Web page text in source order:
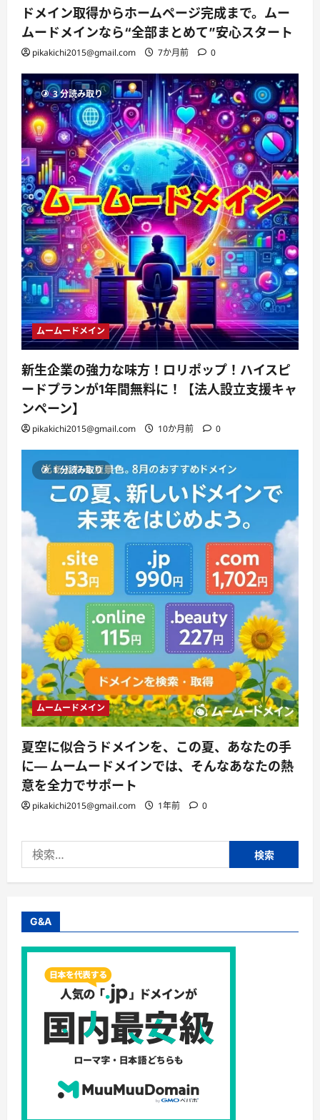
ドメイン取得からホームページ完成まで。ムー
ムードメインなら“全部まとめて”安心スタート
pikakichi2015@gmail.com 7か月前 0
3 分読み取り
ムームードメイン
新生企業の強力な味方！ロリポップ！ハイスピ
ードプランが1年間無料に！【法人設立支援キャ
ンペーン】
pikakichi2015@gmail.com 10か月前 0
1 分読み取り
ムームードメイン
夏空に似合うドメインを、この夏、あなたの手
に— ムームードメインでは、そんなあなたの熱
意を全力でサポート
pikakichi2015@gmail.com 1年前 0
索:
G&A